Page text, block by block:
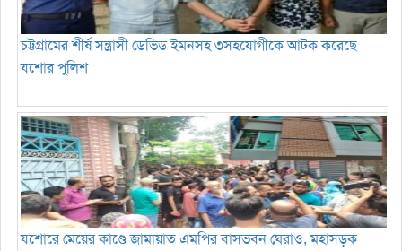
চট্টগ্রামের শীর্ষ সন্ত্রাসী ডেভিড ইমনসহ ৩সহযোগীকে আটক করেছে
যশোর পুলিশ
যশোরে মেয়ের কাণ্ডে জামায়াত এমপির বাসভবন ঘেরাও, মহাসড়ক